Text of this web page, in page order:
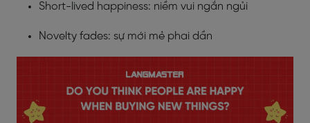
Short-lived happiness: niềm vui ngắn ngủi
Novelty fades: sự mới mẻ phai dần